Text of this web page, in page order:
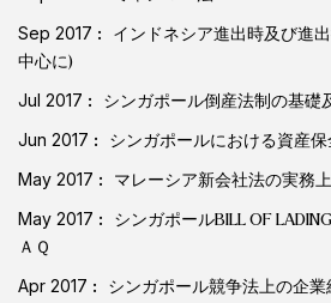
Sep 2017
インドネシア進出時及び進
中心に)
Jul 2017 シンガポール倒産法制の基礎
Jun 2017 シンガポールにおける資産
May 2017 マレーシア新会社法の実務
May 2017
シンガポールBILL OF
ＡＱ
Apr 2017
シンガポール競争法上の企